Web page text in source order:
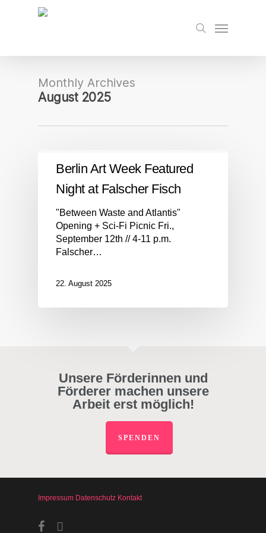
search
Menu
Monthly Archives
August 2025
Berlin Art Week Featured
Night at Falscher Fisch
"Between Waste and Atlantis"
Opening + Sci-Fi Picnic Fri.,
September 12th // 4-11 p.m.
Falscher…
22. August 2025
Unsere Förderinnen und
Förderer machen unsere
Arbeit erst möglich!
SPENDEN
Impressum Datenschutz Kontakt
facebookinstagram